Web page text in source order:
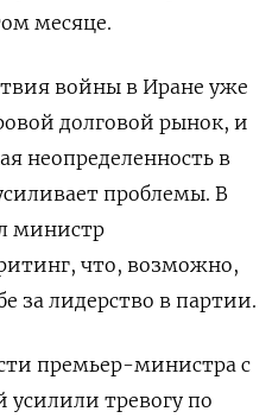
месяце.
войны в Иране уже
долговой рынок, и
неопределенность в
проблемы. В
‌министр
что, возможно,
за лидерство в партии.
премьер-министра с
усилили тревогу по